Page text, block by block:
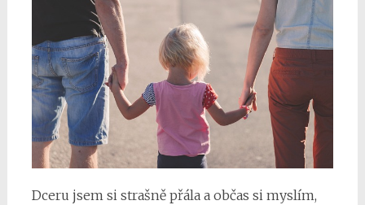
Dceru jsem si strašně přála a občas si myslím,